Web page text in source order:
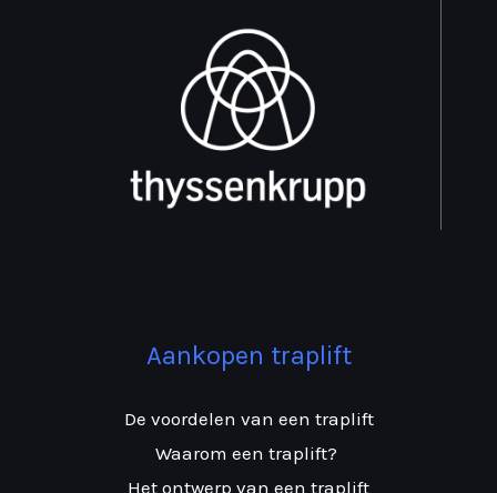
Aankopen traplift
De voordelen van een traplift
Waarom een traplift?
Het ontwerp van een traplift